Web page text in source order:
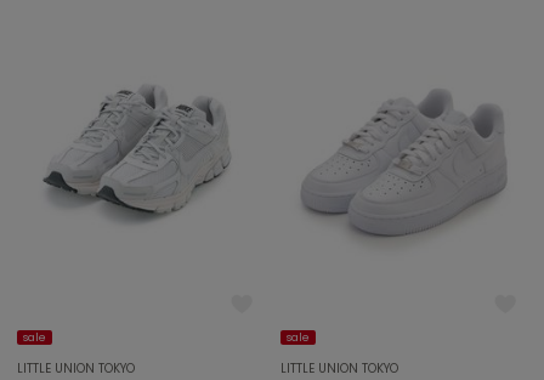
sale
LITTLE UNION TOKYO
sale
LITTLE UNION TOKYO